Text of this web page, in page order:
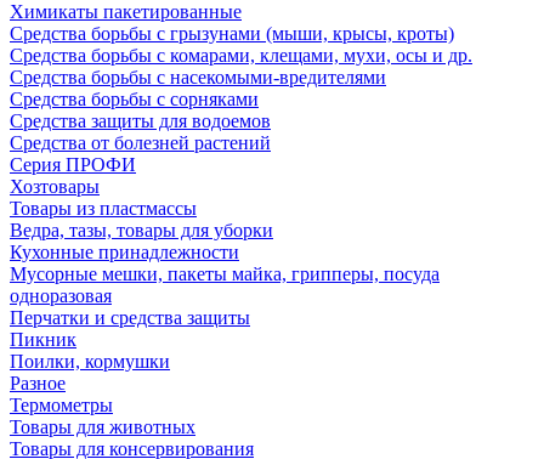
Химикаты пакетированные
Средства борьбы с грызунами (мыши, крысы, кроты)
Средства борьбы с комарами, клещами, мухи, осы и др.
Средства борьбы с насекомыми-вредителями
Средства борьбы с сорняками
Средства защиты для водоемов
Средства от болезней растений
Серия ПРОФИ
Хозтовары
Товары из пластмассы
Ведра, тазы, товары для уборки
Кухонные принадлежности
Мусорные мешки, пакеты майка, грипперы, посуда
одноразовая
Перчатки и средства защиты
Пикник
Поилки, кормушки
Разное
Термометры
Товары для животных
Товары для консервирования